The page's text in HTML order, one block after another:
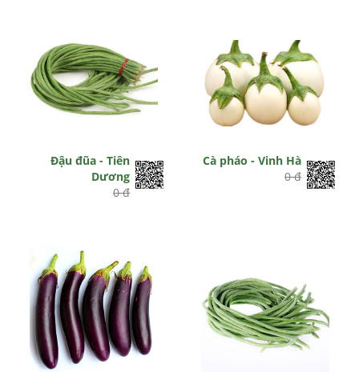
Đậu đũa - Tiên
Dương
0 đ
Cà pháo - Vinh Hà
0 đ